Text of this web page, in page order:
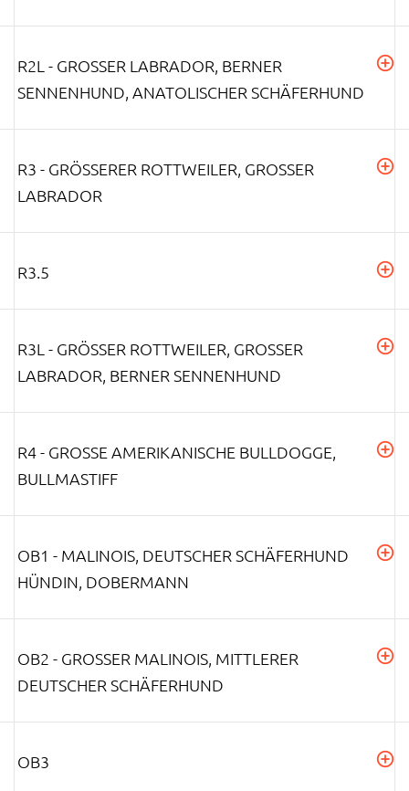
R2L - GROSSER LABRADOR, BERNER S
ENNENHUND, ANATOLISCHER SCHÄFERHUND
R3 - GRÖSSERER ROTTWEILER, GROSSER LA
BRADOR
R3.5
R3L - GRÖSSER ROTTWEILER, GROSSER LA
BRADOR, BERNER SENNENHUND
R4 - GROSSE AMERIKANISCHE BULLDOGGE, B
ULLMASTIFF
OB1 - MALINOIS, DEUTSCHER SCHÄFERHUND
HÜNDIN, DOBERMANN
OB2 - GROSSER MALINOIS, MITTLERER D
EUTSCHER SCHÄFERHUND
OB3